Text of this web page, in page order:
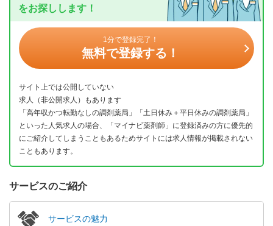
をお探しします！
1分で登録完了！
無料で登録する！
サイト上では公開していない
求人（非公開求人）もあります
「高年収かつ転勤なしの調剤薬局」「土日休み＋平日休みの調剤薬局」
といった人気求人の場合、「マイナビ薬剤師」に登録済みの方に優先的
にご紹介してしまうこともあるためサイトには求人情報が掲載されない
こともあります。
サービスのご紹介
サービスの魅力